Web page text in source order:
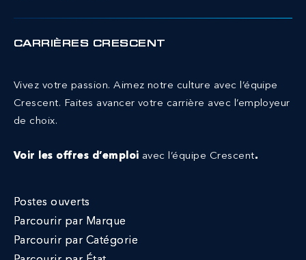
CARRIÈRES CRESCENT
Vivez votre passion. Aimez notre culture avec l’équipe
Crescent. Faites avancer votre carrière avec l’employeur
de choix.
Voir les offres d’emploi avec l’équipe Crescent.
Postes ouverts
Parcourir par Marque
Parcourir par Catégorie